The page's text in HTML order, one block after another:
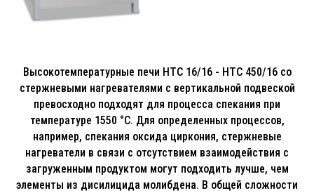
Высокотемпературные печи HTC 16/16 - HTC 450/16 со
стержневыми нагревателями с вертикальной подвеской
превосходно подходят для процесса спекания при
температуре 1550 °C. Для определенных процессов,
например, спекания оксида циркония, стержневые
нагреватели в связи с отсутствием взаимодействия с
загруженным продуктом могут подходить лучше, чем
элементы из дисилицида молибдена. В общей сложности